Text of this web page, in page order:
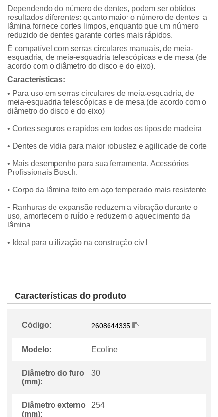
Dependendo do número de dentes, podem ser obtidos
resultados diferentes: quanto maior o número de dentes, a
lâmina fornece cortes limpos, enquanto que um número
reduzido de dentes garante cortes mais rápidos.
É compatível com serras circulares manuais, de meia-
esquadria, de meia-esquadria telescópicas e de mesa (de
acordo com o diâmetro do disco e do eixo).
Características:
• Para uso em serras circulares de meia-esquadria, de
meia-esquadria telescópicas e de mesa (de acordo com o
diâmetro do disco e do eixo)
• Cortes seguros e rapidos em todos os tipos de madeira
• Dentes de vidia para maior robustez e agilidade de corte
• Mais desempenho para sua ferramenta. Acessórios
Profissionais Bosch.
• Corpo da lâmina feito em aço temperado mais resistente
• Ranhuras de expansão reduzem a vibração durante o
uso, amortecem o ruído e reduzem o aquecimento da
lâmina
• Ideal para utilização na construção civil
Características do produto
Código: 2608644335
Modelo: Ecoline
Diâmetro do furo
(mm):
30
Diâmetro externo
(mm):
254